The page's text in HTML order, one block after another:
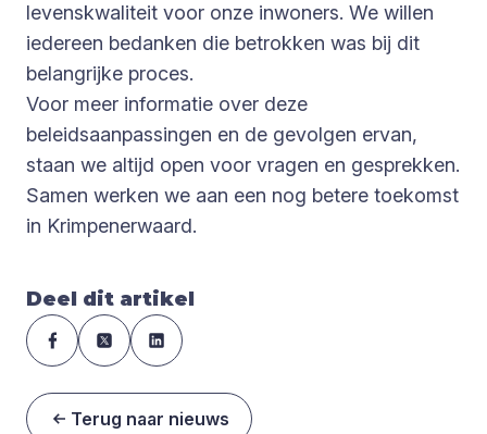
levenskwaliteit voor onze inwoners. We willen
iedereen bedanken die betrokken was bij dit
belangrijke proces.
Voor meer informatie over deze
beleidsaanpassingen en de gevolgen ervan,
staan we altijd open voor vragen en gesprekken.
Samen werken we aan een nog betere toekomst
in Krimpenerwaard.
Deel dit artikel
Terug naar nieuws